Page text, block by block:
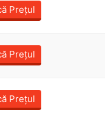
Prețul
Prețul
Prețul